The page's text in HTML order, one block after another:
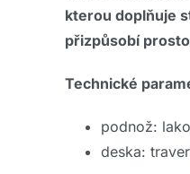
kterou doplňuje
přizpůsobí
Technické
podnož:
deska: